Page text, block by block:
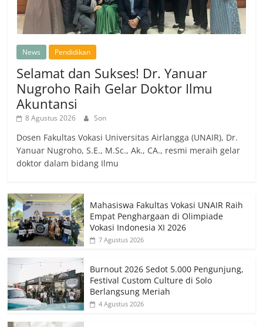
News Pendidikan
Selamat dan Sukses! Dr. Yanuar
Nugroho Raih Gelar Doktor Ilmu
Akuntansi
8 Agustus 2026 Son
Dosen Fakultas Vokasi Universitas Airlangga (UNAIR), Dr.
Yanuar Nugroho, S.E., M.Sc., Ak., CA., resmi meraih gelar
doktor dalam bidang Ilmu
Mahasiswa Fakultas Vokasi UNAIR Raih
Empat Penghargaan di Olimpiade
Vokasi Indonesia XI 2026
7 Agustus 2026
Burnout 2026 Sedot 5.000 Pengunjung,
Festival Custom Culture di Solo
Berlangsung Meriah
4 Agustus 2026